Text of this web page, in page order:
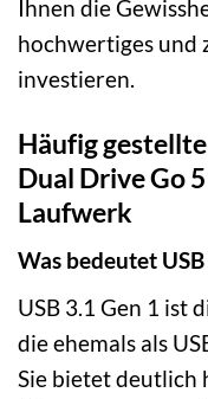
Ihnen die
hochwertiges und
investieren.
Häufig
Dual Drive Go
Laufwerk
Was bedeutet USB
USB 3.1 Gen 1 ist
die ehemals als
Sie bietet deutlich